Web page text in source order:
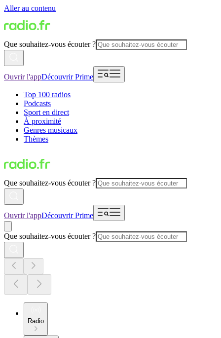
Aller au contenu
Que souhaitez-vous écouter ?
Ouvrir l'appDécouvrir Prime
Top 100 radios
Podcasts
Sport en direct
À proximité
Genres musicaux
Thèmes
Que souhaitez-vous écouter ?
Ouvrir l'appDécouvrir Prime
Que souhaitez-vous écouter ?
Radio